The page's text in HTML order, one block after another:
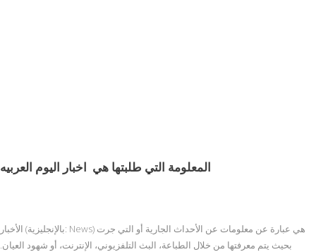
المعلومة التي طلبتها هي اخبار اليوم العربيه
الأخبار (بالإنجليزية: News) هي عبارة عن معلومات عن الأحداث الجارية أو التي جرت
بحيث يتم معرفتها من خلال الطباعة، البث التلفزيوني، الإنترنت، أو شهود العيان.